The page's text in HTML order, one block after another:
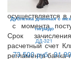
Срок
осуществляется
с момента
Срок
расчетный счет
регламента банка-
Дубленка длинная с
тиградо
ДД-321
73 500 руб. 91